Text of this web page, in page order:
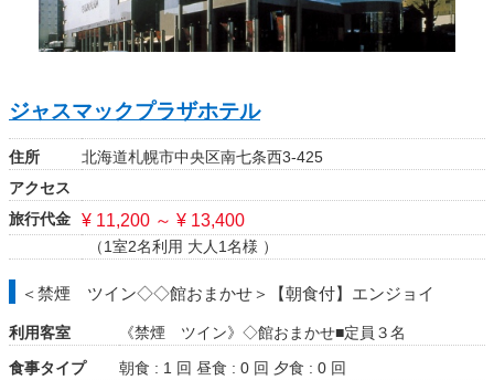
ジャスマックプラザホテル
住所
北海道札幌市中央区南七条西3-425
アクセス
旅行代金
¥ 11,200 ～ ¥ 13,400
（1室2名利用 大人1名様 ）
＜禁煙 ツイン◇◇館おまかせ＞【朝食付】エンジョイ
利用客室
《禁煙 ツイン》◇館おまかせ■定員３名
食事タイプ
朝食 : 1 回 昼食 : 0 回 夕食 : 0 回